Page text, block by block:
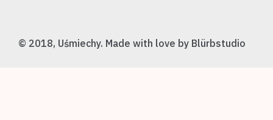
© 2018, Uśmiechy. Made with love by Blürbstudio